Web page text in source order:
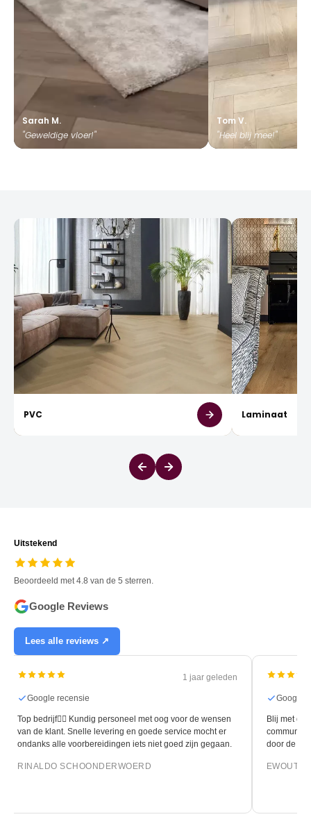
Sarah M.
"Geweldige vloer!"
Tom V.
"Heel blij mee!"
PVC Laminaat
Uitstekend
Beoordeeld met 4.8 van de 5 sterren.
Google Reviews
Lees alle reviews ↗
1 jaar geleden
Google recensie
Top bedrijf👍🏻 Kundig personeel met oog voor de wensen
van de klant. Snelle levering en goede service mocht er
ondanks alle voorbereidingen iets niet goed zijn gegaan.
RINALDO SCHOONDERWOERD
Google
Blij met de
door de
EWOUT